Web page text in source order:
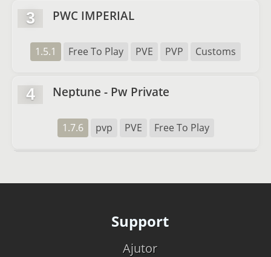
3 PWC IMPERIAL
1.5.1 Free To Play PVE PVP Customs
4 Neptune - Pw Private
1.7.6 pvp PVE Free To Play
Support
Ajutor